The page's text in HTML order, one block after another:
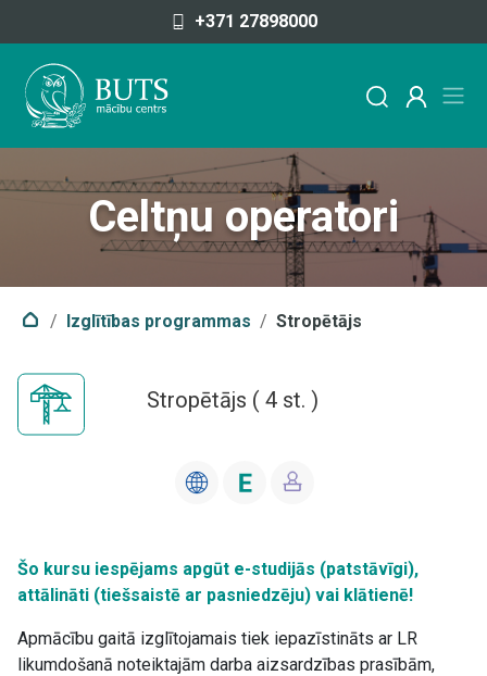
+371 27898000
Celtņu operatori
Izglītības programmas Stropētājs
Stropētājs ( 4 st. )
Šo kursu iespējams apgūt e-studijās (patstāvīgi),
attālināti (tiešsaistē ar pasniedzēju) vai klātienē!
Apmācību gaitā izglītojamais tiek iepazīstināts ar LR
likumdošanā noteiktajām darba aizsardzības prasībām,